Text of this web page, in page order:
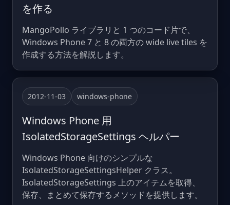
を作る
MangoPollo ライブラリと 1 つのコード片で、
Windows Phone 7 と 8 の両方の wide live tiles を
作成する方法を解説します。
2012-11-03 windows-phone
Windows Phone 用
IsolatedStorageSettings ヘルパー
Windows Phone 向けのシンプルな
IsolatedStorageSettingsHelper クラス。
IsolatedStorageSettings 上のアイテムを取得、
保存、まとめて保存するメソッドを提供します。